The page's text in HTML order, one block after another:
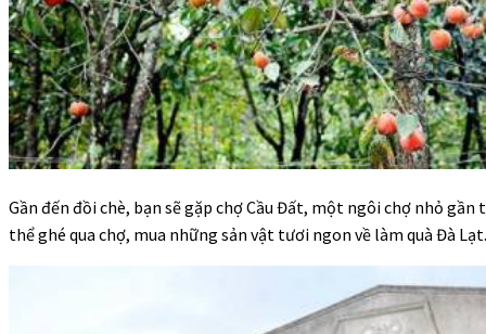
Gần đến đồi chè, bạn sẽ gặp chợ Cầu Đất, một ngôi chợ nhỏ gần
thể ghé qua chợ, mua những sản vật tươi ngon về làm quà Đà Lạt.